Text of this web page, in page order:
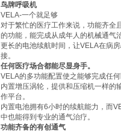
鸟牌呼吸机
VELA-一个就足够
对于繁忙的医疗工作来说，功能齐全
的功能，能完成从成年人的机械通气
更长的电池续航时间，让VELA在病
接。
任何医疗场合都能尽显身手。
VELA的多功能配置使之能够完成任
内置增压涡轮，提供和压缩机一样的
作平台。
内置电池拥有6小时的续航能力，而
中也能得到专业的通气治疗。
功能齐备的有创通气